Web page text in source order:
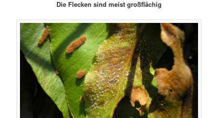
Die Flecken sind meist großflächig